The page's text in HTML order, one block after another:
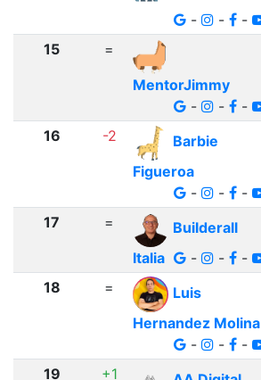
-
- -
15
=
MentorJimmy
-
- -
16 -2
Barbie
Figueroa
-
- -
17 =
Builderall
Italia
- - -
18 =
Luis
Hernandez Molina
-
- -
19 +1